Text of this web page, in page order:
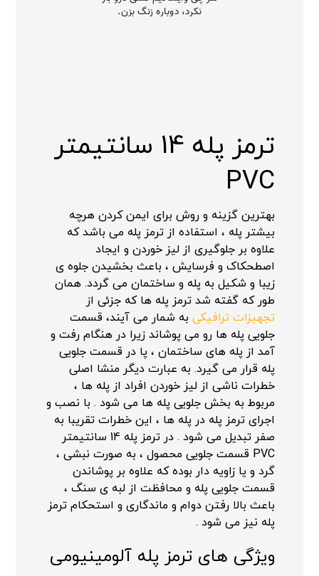
ترمز پله 14 سانتیمتر
PVC
بهترین گزینه و روش برای ایمن کردن هرچه
بیشتر پله ، استفاده از ترمز پله می باشد که
علاوه بر جلوگیری از لیز خوردن و ایجاد
اصطحکاک و فرسایش ، باعث بخشیدن جلوه ی
زیبا و شکیل به پله و ساختمان می گردد. همان
طور که گفته شد ترمز پله ها که جزئی از
تجهیزات ترافیکی به شمار می آیند، قسمت
جلویی پله ها رو می پوشاند زیرا در هنگام رفت و
آمد از پله های ساختمان ، پا در قسمت جلویی
پله قرار می گیرد. به عبارت دیگر منشا اصلی
خطرات ناشی از لیز خوردن افراد از پله ها ،
مربوط به بخش جلویی پله ها می شود . با نصب و
اجرای ترمز پله در پله ها ، این خطرات تقریبا به
صفر تبدیل می شود . در ترمز پله 14 سانتیمتر
PVC قسمت جلویی محصول ، به صورت نبشی ،
گرد و یا زاویه دار بوده که علاوه بر پوشاندن
قسمت جلویی پله و محافظت از لبه ی سنگ ،
باعث بالا رفتن دوام و ماندگاری و استحکام ترمز
پله نیز می شود .
ویژگی های ترمز پله آلومینیومی